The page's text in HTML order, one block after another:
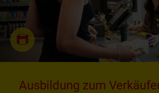
Ausbildung zum